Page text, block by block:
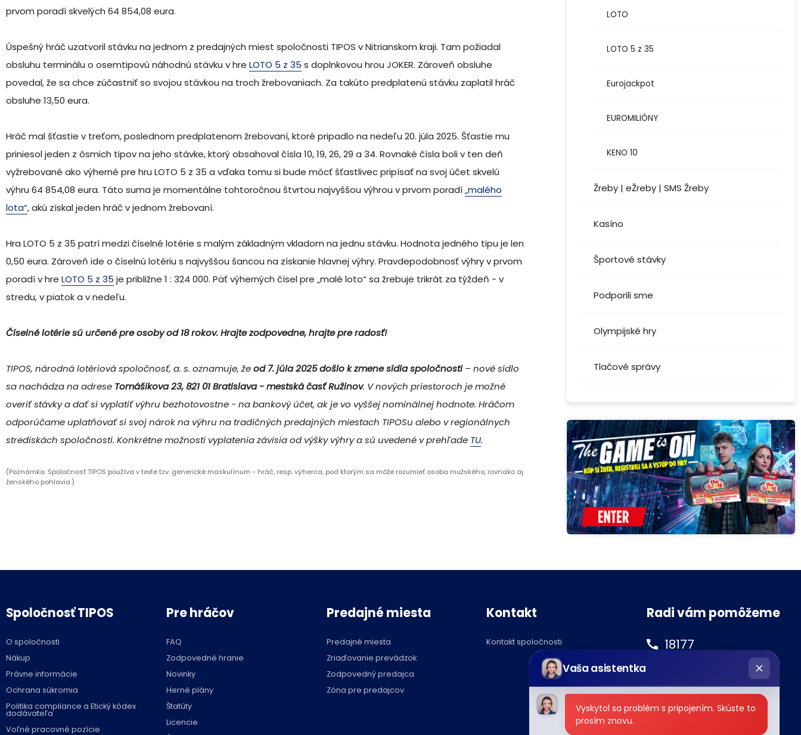
LOTO
LOTO 5 z 35
Eurojackpot
EUROMILIÓNY
KENO 10
Žreby | eŽreby | SMS Žreby
Kasíno
Športové stávky
Podporili sme
Olympijské hry
Tlačové správy
prvom poradí skvelých 64 854,08 eura.
Úspešný hráč uzatvoril stávku na jednom z predajných miest spoločnosti TIPOS v Nitrianskom kraji. Tam požiadal
obsluhu terminálu o osemtipovú náhodnú stávku v hre LOTO 5 z 35 s doplnkovou hrou JOKER. Zároveň obsluhe
povedal, že sa chce zúčastniť so svojou stávkou na troch žrebovaniach. Za takúto predplatenú stávku zaplatil hráč
obsluhe 13,50 eura.
Hráč mal šťastie v treťom, poslednom predplatenom žrebovaní, ktoré pripadlo na nedeľu 20. júla 2025. Šťastie mu
priniesol jeden z ôsmich tipov na jeho stávke, ktorý obsahoval čísla 10, 19, 26, 29 a 34. Rovnaké čísla boli v ten deň
vyžrebované ako výherné pre hru LOTO 5 z 35 a vďaka tomu si bude môcť šťastlivec pripísať na svoj účet skvelú
výhru 64 854,08 eura. Táto suma je momentálne tohtoročnou štvrtou najvyššou výhrou v prvom poradí„malého
lota“, akú získal jeden hráč v jednom žrebovaní.
Hra LOTO 5 z 35 patrí medzi číselné lotérie s malým základným vkladom na jednu stávku. Hodnota jedného tipu je len
0,50 eura. Zároveň ide o číselnú lotériu s najvyššou šancou na získanie hlavnej výhry. Pravdepodobnosť výhry v prvom
poradí v hre LOTO 5 z 35 je približne 1 : 324 000. Päť výherných čísel pre „malé loto“ sa žrebuje trikrát za týždeň - v
stredu, v piatok a v nedeľu.
Číselné lotérie sú určené pre osoby od 18 rokov. Hrajte zodpovedne, hrajte pre radosť!
TIPOS, národná lotériová spoločnosť, a. s. oznamuje, žeod 7. júla 2025 došlo k zmene sídla spoločnosti– nové sídlo
sa nachádza na adrese Tomášikova 23, 821 01 Bratislava - mestská časť Ružinov. V nových priestoroch je možné
overiť stávky a dať si vyplatiť výhru bezhotovostne - na bankový účet, ak je vo vyššej nominálnej hodnote. Hráčom
odporúčame uplatňovať si svoj nárok na výhru na tradičných predajných miestach TIPOSu alebo v regionálnych
strediskách spoločnosti. Konkrétne možnosti vyplatenia závisia od výšky výhry a sú uvedené v prehľade TU.
(Poznámka: Spoločnosť TIPOS používa v texte tzv. generické maskulínum - hráč, resp. výherca, pod ktorým sa môže rozumieť osoba mužského, rovnako aj
Radi vám pomôžeme
18177
podnety@tipos.sk
Spoločnosť TIPOS
O spoločnosti
Nákup
Právne informácie
Ochrana súkromia
Politika compliance a Etický kódex
dodávateľa
Voľné pracovné pozície
Pre hráčov
FAQ
Zodpovedné hranie
Novinky
Herné plány
Štatúty
Licencie
Predajné miesta
Predajné miesta
Zriaďovanie prevádzok
Zodpovedný predajca
Zóna pre predajcov
Kontakt
Kontakt spoločnosti
Vaša asistentka
Chatbot
píše
Vyskytol sa problém s pripojením. Skúste to
prosím znovu.